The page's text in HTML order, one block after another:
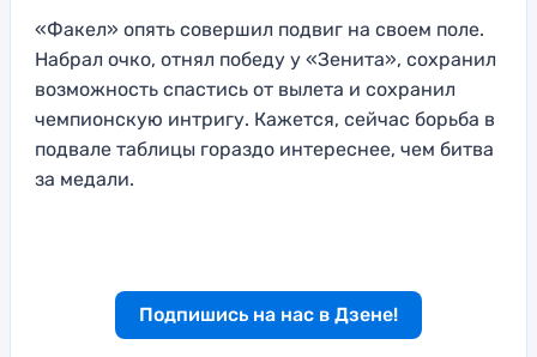
«Факел» опять совершил подвиг на своем поле.
Набрал очко, отнял победу у «Зенита», сохранил
возможность спастись от вылета и сохранил
чемпионскую интригу. Кажется, сейчас борьба в
подвале таблицы гораздо интереснее, чем битва
за медали.
Подпишись на нас в Дзене!